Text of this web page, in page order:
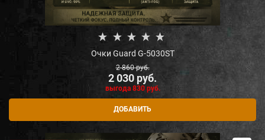
Очки Guard G-5030ST
2 860 руб.
2 030 руб.
выгода 830 руб.
ДОБАВИТЬ